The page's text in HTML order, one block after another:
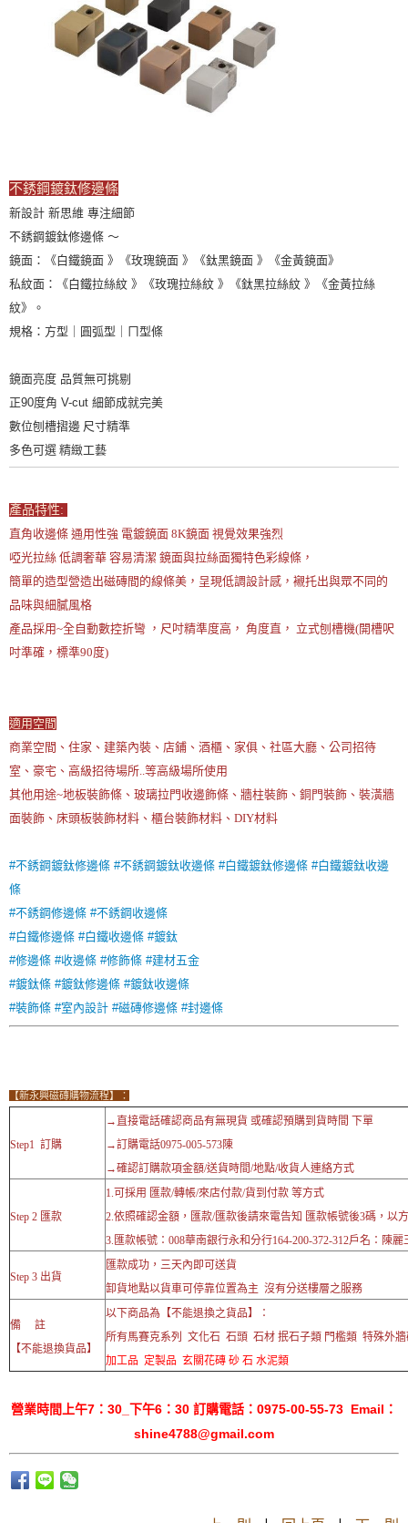
不銹鋼鍍鈦修邊條
新設計 新思維 專注細節
不銹鋼鍍鈦修邊條 ～
鏡面：《白鐵鏡面 》《玫瑰鏡面 》《鈦黑鏡面 》《金黃鏡面》
私紋面：《白鐵拉絲紋 》《玫瑰拉絲紋 》《鈦黑拉絲紋 》《金黃拉絲
紋》。
規格：方型｜圓弧型｜ㄇ型條
鏡面亮度 品質無可挑剔
正90度角 V-cut 細節成就完美
數位刨槽摺邊 尺寸精準
多色可選 精緻工藝
產品特性:
直角收邊條 通用性強 電鍍鏡面 8K鏡面 視覺效果強烈
啞光拉絲 低調奢華 容易清潔 鏡面與拉絲面獨特色彩線條，
簡單的造型營造出磁磚間的線條美，呈現低調設計感，襯托出與眾不同的
品味與細膩風格
產品採用~全自動數控折彎 ，尺吋精準度高， 角度直， 立式刨槽機(開槽呎
吋準確，標準90度)
適用空間
商業空間、住家、建築內裝、店鋪、酒櫃、家俱、社區大廳、公司招待
室、豪宅、高級招待場所..等高級場所使用
其他用途~地板裝飾條、玻璃拉門收邊飾條、牆柱裝飾、銅門裝飾、裝潢牆
面裝飾、床頭板裝飾材料、櫃台裝飾材料、DIY材料
#不銹鋼鍍鈦修邊條 #不銹鋼鍍鈦收邊條 #白鐵鍍鈦修邊條 #白鐵鍍鈦收邊
條
#不銹鋼修邊條 #不銹鋼收邊條
#白鐵修邊條 #白鐵收邊條 #鍍鈦
#修邊條 #收邊條 #修飾條 #建材五金
#鍍鈦條 #鍍鈦修邊條 #鍍鈦收邊條
#裝飾條 #室內設計 #磁磚修邊條 #封邊條
【新永興磁磚購物流程】：
Step1 訂購
→直接電話確認商品有無現貨 或確認預購到貨時間 下單
→訂購電話0975-005-573陳
→確認訂購款項金額/送貨時間/地點/收貨人連絡方式
Step 2 匯款
1.可採用 匯款/轉帳/來店付款/貨到付款 等方式
2.依照確認金額，匯款/匯款後請來電告知 匯款帳號後3碼，以
3.匯款帳號：008華南銀行永和分行164-200-372-312戶名：陳麗
Step 3 出貨
匯款成功，三天內即可送貨
卸貨地點以貨車可停靠位置為主 沒有分送樓層之服務
備 註
【不能退換貨品】
以下商品為【不能退換之貨品】：
所有馬賽克系列 文化石 石頭 石材 抿石子類 門檻類 特殊外
加工品 定製品 玄關花磚 砂 石 水泥類
營業時間上午7：30_下午6：30 訂購電話：0975-00-55-73 Email：
shine4788@gmail.com